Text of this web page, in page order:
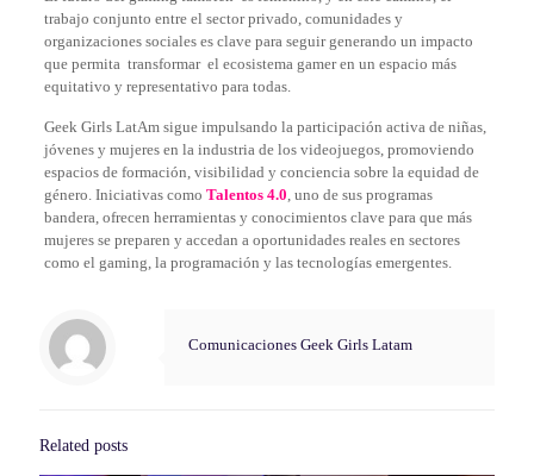
trabajo conjunto entre el sector privado, comunidades y
organizaciones sociales es clave para seguir generando un impacto
que permita transformar el ecosistema gamer en un espacio más
equitativo y representativo para todas.
Geek Girls LatAm sigue impulsando la participación activa de niñas,
jóvenes y mujeres en la industria de los videojuegos, promoviendo
espacios de formación, visibilidad y conciencia sobre la equidad de
género. Iniciativas como Talentos 4.0, uno de sus programas
bandera, ofrecen herramientas y conocimientos clave para que más
mujeres se preparen y accedan a oportunidades reales en sectores
como el gaming, la programación y las tecnologías emergentes.
Comunicaciones Geek Girls Latam
Related posts